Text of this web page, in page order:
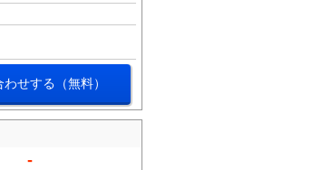
せする（無料）
-